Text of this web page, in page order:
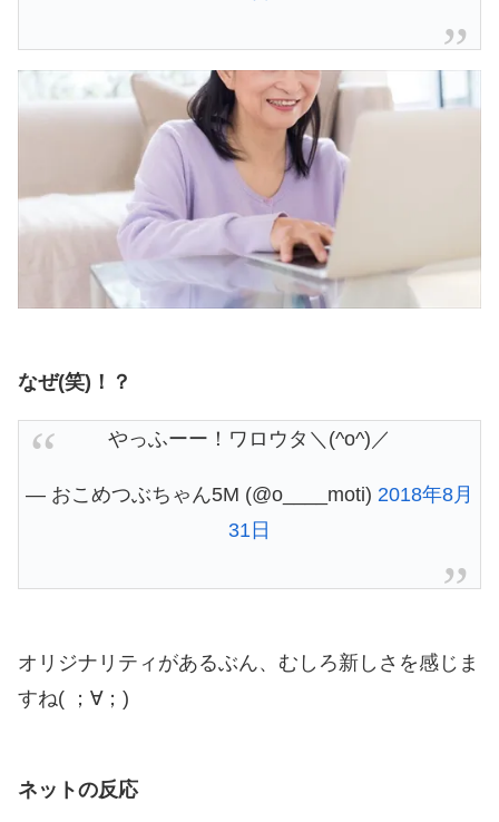
なぜ(笑)！？
やっふーー！ワロウタ＼(^o^)／
— おこめつぶちゃん5M (@o____moti) 2018年8月
31日
オリジナリティがあるぶん、むしろ新しさを感じま
すね( ；∀；)
ネットの反応